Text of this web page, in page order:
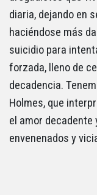
diaria, dejando en
haciéndose más
suicidio para
forzada, lleno de
decadencia.
Holmes, que
el amor
envenenados y